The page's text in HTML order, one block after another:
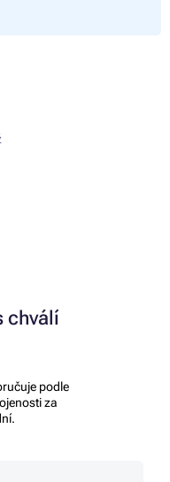
chválí
podle
za